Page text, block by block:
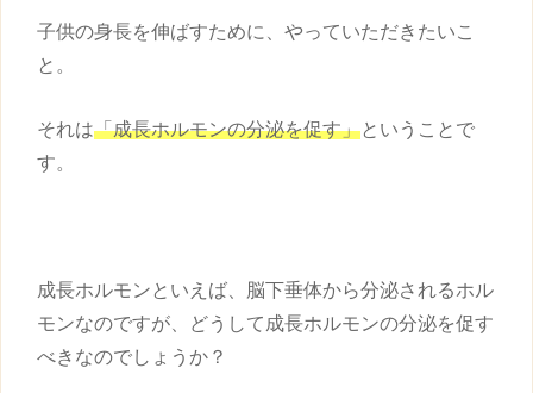
子供の身長を伸ばすために、やっていただきたいこ
と。
それは「成長ホルモンの分泌を促す」ということで
す。
成長ホルモンといえば、脳下垂体から分泌されるホル
モンなのですが、どうして成長ホルモンの分泌を促す
べきなのでしょうか？